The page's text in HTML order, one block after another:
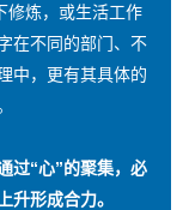
修炼，或生活工作
在不同的部门、不
中，更有其具体的
过“心”的聚集，必
升形成合力。